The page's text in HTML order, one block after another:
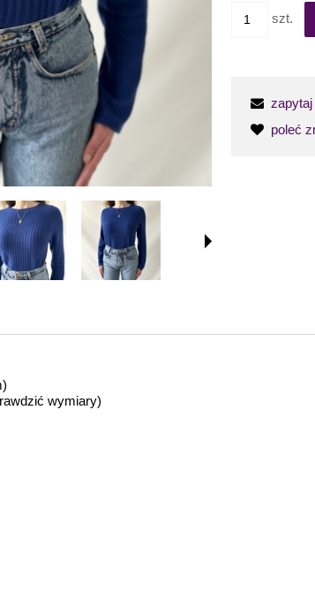
szt.
zapytaj
poleć
wymiary)